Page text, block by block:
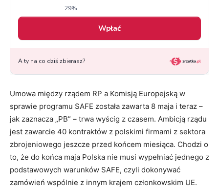
Umowa między rządem RP a Komisją Europejską w
sprawie programu SAFE została zawarta 8 maja i teraz –
jak zaznacza „PB” – trwa wyścig z czasem. Ambicją rządu
jest zawarcie 40 kontraktów z polskimi firmami z sektora
zbrojeniowego jeszcze przed końcem miesiąca. Chodzi o
to, że do końca maja Polska nie musi wypełniać jednego z
podstawowych warunków SAFE, czyli dokonywać
zamówień wspólnie z innym krajem członkowskim UE.